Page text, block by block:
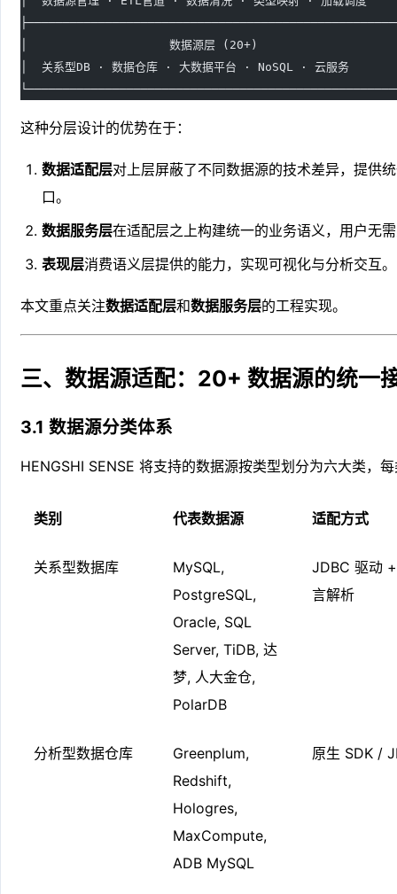
│                    数据源层 (20+)
│  关系型DB · 数据仓库 · 大数据平台 · NoSQL · 云服务
这种分层设计的优势在于：
数据适配层对上层屏蔽了不同数据源的技术差异，提供
口。
数据服务层在适配层之上构建统一的业务语义，用户无
表现层消费语义层提供的能力，实现可视化与分析交互。
本文重点关注数据适配层和数据服务层的工程实现。
三、数据源适配：20+ 数据源的统一
3.1 数据源分类体系
HENGSHI SENSE 将支持的数据源按类型划分为六大类，
类别 代表数据源 适配方式
关系型数据库
MySQL,
PostgreSQL,
Oracle, SQL
Server, TiDB, 达
梦, 人大金仓,
PolarDB
JDBC 驱动
言解析
分析型数据仓库
Greenplum,
Redshift,
Hologres,
MaxCompute,
ADB MySQL
原生 SDK /